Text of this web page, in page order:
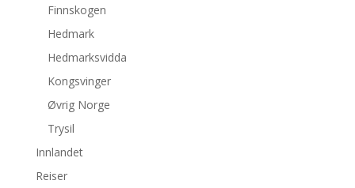
Finnskogen
Hedmark
Hedmarksvidda
Kongsvinger
Øvrig Norge
Trysil
Innlandet
Reiser